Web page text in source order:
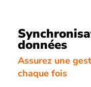
données
Assurez une
chaque fois